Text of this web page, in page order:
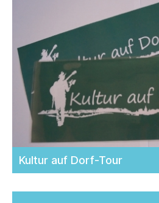
Kultur auf Dorf-Tour